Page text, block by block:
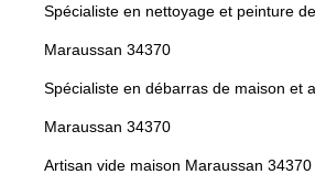
Spécialiste en nettoyage et peinture
Maraussan 34370
Spécialiste en débarras de maison et
Maraussan 34370
Artisan vide maison Maraussan 34370